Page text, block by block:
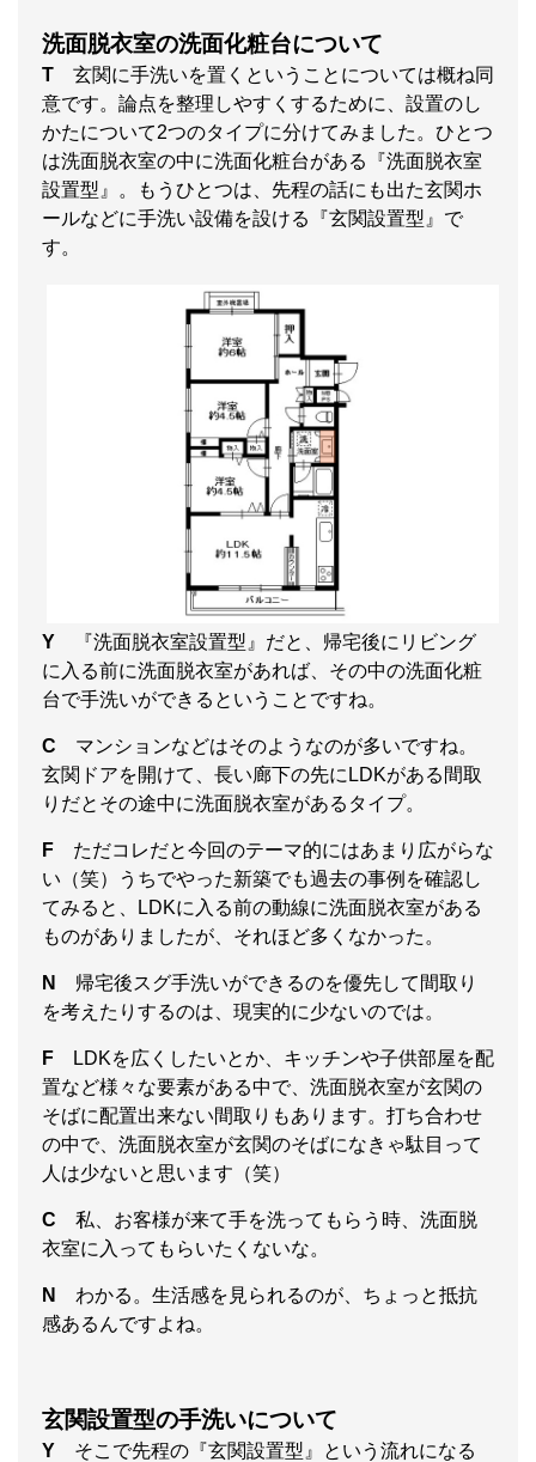
洗面脱衣室の洗面化粧台について
T 玄関に手洗いを置くということについては概ね同
意です。論点を整理しやすくするために、設置のし
かたについて2つのタイプに分けてみました。ひとつ
は洗面脱衣室の中に洗面化粧台がある『洗面脱衣室
設置型』。もうひとつは、先程の話にも出た玄関ホ
ールなどに手洗い設備を設ける『玄関設置型』で
す。
Y 『洗面脱衣室設置型』だと、帰宅後にリビング
に入る前に洗面脱衣室があれば、その中の洗面化粧
台で手洗いができるということですね。
C マンションなどはそのようなのが多いですね。
玄関ドアを開けて、長い廊下の先にLDKがある間取
りだとその途中に洗面脱衣室があるタイプ。
F ただコレだと今回のテーマ的にはあまり広がらな
い（笑）うちでやった新築でも過去の事例を確認し
てみると、LDKに入る前の動線に洗面脱衣室がある
ものがありましたが、それほど多くなかった。
N
帰宅後スグ手洗いができるのを優先して間取り
を考えたりするのは、現実的に少ないのでは。
F LDKを広くしたいとか、キッチンや子供部屋を配
置など様々な要素がある中で、洗面脱衣室が玄関の
そばに配置出来ない間取りもあります。打ち合わせ
の中で、洗面脱衣室が玄関のそばになきゃ駄目って
人は少ないと思います（笑）
C 私、お客様が来て手を洗ってもらう時、洗面脱
衣室に入ってもらいたくないな。
N
わかる。生活感を見られるのが、ちょっと抵抗
感あるんですよね。
玄関設置型の手洗いについて
Y そこで先程の『玄関設置型』という流れになる